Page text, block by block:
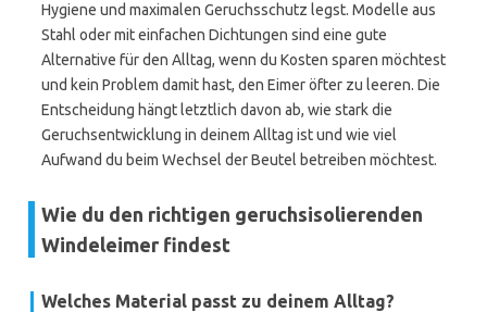
Hygiene und maximalen Geruchsschutz legst. Modelle aus
Stahl oder mit einfachen Dichtungen sind eine gute
Alternative für den Alltag, wenn du Kosten sparen möchtest
und kein Problem damit hast, den Eimer öfter zu leeren. Die
Entscheidung hängt letztlich davon ab, wie stark die
Geruchsentwicklung in deinem Alltag ist und wie viel
Aufwand du beim Wechsel der Beutel betreiben möchtest.
Wie du den richtigen geruchsisolierenden
Windeleimer findest
Welches Material passt zu deinem Alltag?